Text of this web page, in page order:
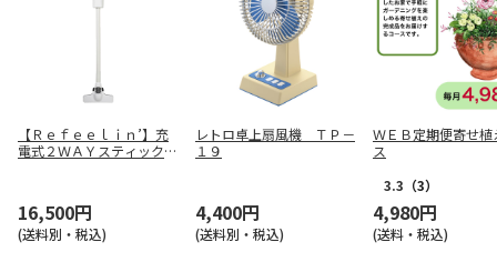
【Ｒｅｆｅｅｌｉｎ’】充
電式２ＷＡＹスティックク
16,500円
(送料別・税込)
レトロ卓上扇風機 ＴＰ－
１９
4,400円
(送料別・税込)
ＷＥＢ定期便寄せ植
ス
3.3 （3）
4,980円
(送料・税込)